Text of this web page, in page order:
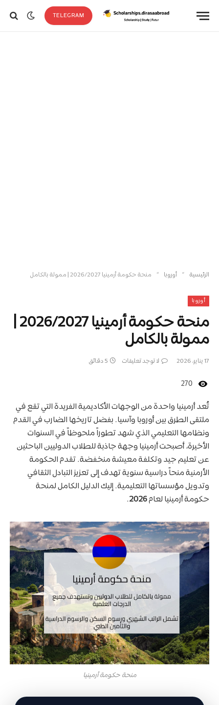
TELEGRAM
الرئيسية » أوروبا » منحة حكومة أرمينيا 2026/2027 | ممولة بالكامل
أوروبا
منحة حكومة أرمينيا 2026/2027 |
ممولة بالكامل
17 يناير، 2026 لا توجد تعليقات 5 دقائق
270
تُعد أرمينيا واحدة من الوجهات الأكاديمية الفريدة التي تقع في
ملتقى الطرق بين أوروبا وآسيا. بفضل تاريخها الضارب في القدم
ونظامها التعليمي الذي شهد تطوراً ملحوظاً في السنوات
الأخيرة، أصبحت أرمينيا وجهة جاذبة للطلاب الدوليين الباحثين
عن تعليم جيد وتكلفة معيشة منخفضة. تقدم الحكومة
الأرمنية منحاً دراسية سنوية تهدف إلى تعزيز التبادل الثقافي
وتدويل مؤسساتها التعليمية. إليك الدليل الكامل لمنحة
حكومة أرمينيا لعام2026
.
منحة حكومة أرمينيا